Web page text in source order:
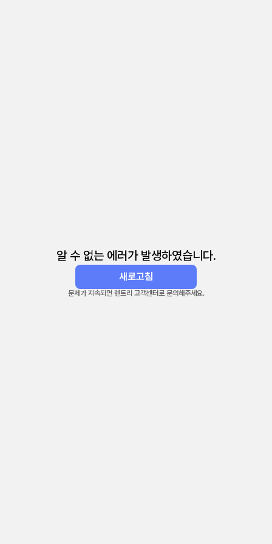
알 수 없는 에러가 발생하였습니다.
새로고침
문제가 지속되면 렌트리 고객센터로 문의해주세요.